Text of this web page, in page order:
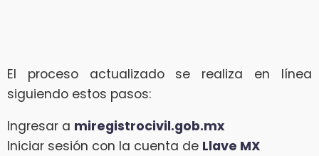
El proceso actualizado se realiza en línea
siguiendo estos pasos:
Ingresar a miregistrocivil.gob.mx
Iniciar sesión con la cuenta de Llave MX